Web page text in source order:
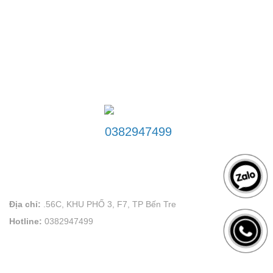
0382947499
Địa chỉ: .56C, KHU PHỐ 3, F7, TP Bến Tre
Hotline: 0382947499